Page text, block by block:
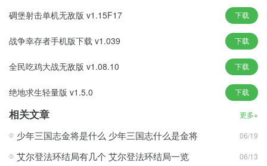
战略布局、突破性的高自由度玩法，由你决定!
真实3D游戏，各类超真实末世生存
收集材料，建造家园，并在末世中生存!
rust腐蚀中文版游戏亮点
极高的游戏自由度。 末日世界没有规则。 你必须生存到最后。
碉堡射击单机无敌版 v1.15F17 下载
战争幸存者手机版下载 v1.039 下载
全民吃鸡大战无敌版 v1.08.10 下载
绝地求生轻量版 v1.5.0 下载
相关文章 更多+
少年三国志金将是什么 少年三国志什么是金将 06/19
艾尔登法环结局有几个 艾尔登法环结局一览 06/13